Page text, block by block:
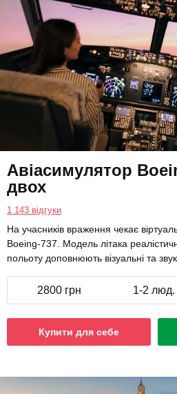
Авіасимулятор
двох
1 143 відгуки
На учасників враження чекає
Boeing-737. Модель літака
польоту доповнюють візуальні та
2800 грн 1-2 люд.
Купити для себе